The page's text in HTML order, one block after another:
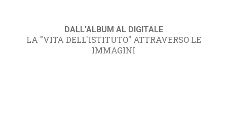
DALL'ALBUM AL DIGITALE
LA "VITA DELL'ISTITUTO" ATTRAVERSO LE
IMMAGINI